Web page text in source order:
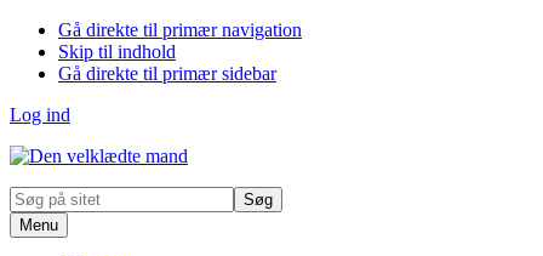
Gå direkte til primær navigation
Skip til indhold
Gå direkte til primær sidebar
Log ind
Søg
på
sitet
Menu